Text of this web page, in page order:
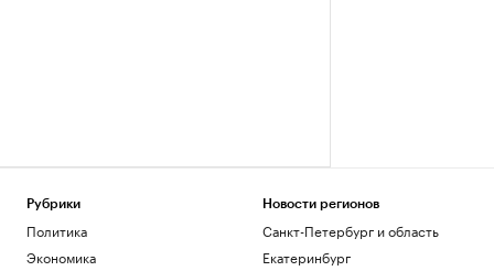
Рубрики
Политика
Экономика
Новости регионов
Санкт-Петербург и область
Екатеринбург